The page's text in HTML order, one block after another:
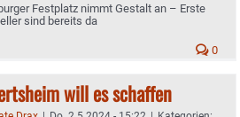
Festplatz nimmt Gestalt an – Erste
sind bereits da
0
will es schaffen